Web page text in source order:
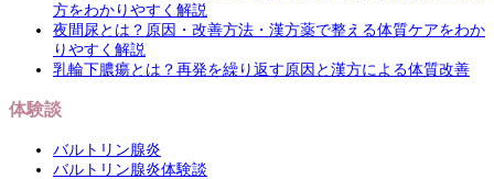
方をわかりやすく解説
夜間尿とは？原因・改善方法・漢方薬で整える体質ケアをわか
りやすく解説
乳輪下膿瘍とは？再発を繰り返す原因と漢方による体質改善
体験談
バルトリン腺炎
バルトリン腺炎体験談